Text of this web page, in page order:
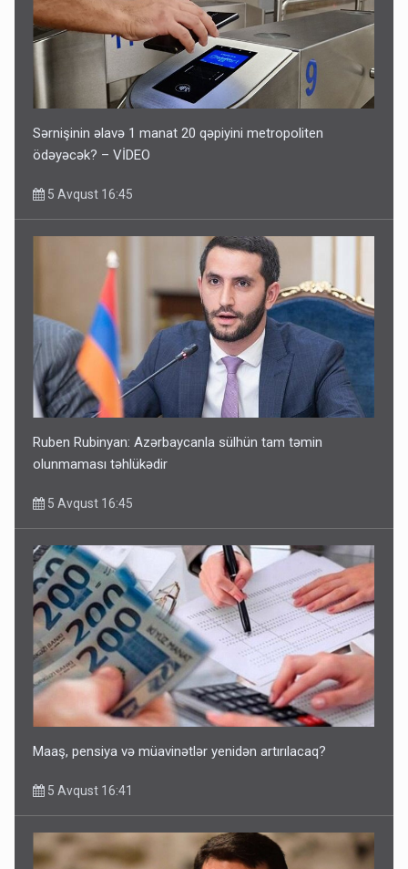
Sərnişinin əlavə 1 manat 20 qəpiyini metropoliten
ödəyəcək? – VİDEO
5 Avqust 16:45
Ruben Rubinyan: Azərbaycanla sülhün tam təmin
olunmaması təhlükədir
5 Avqust 16:45
Maaş, pensiya və müavinətlər yenidən artırılacaq?
5 Avqust 16:41